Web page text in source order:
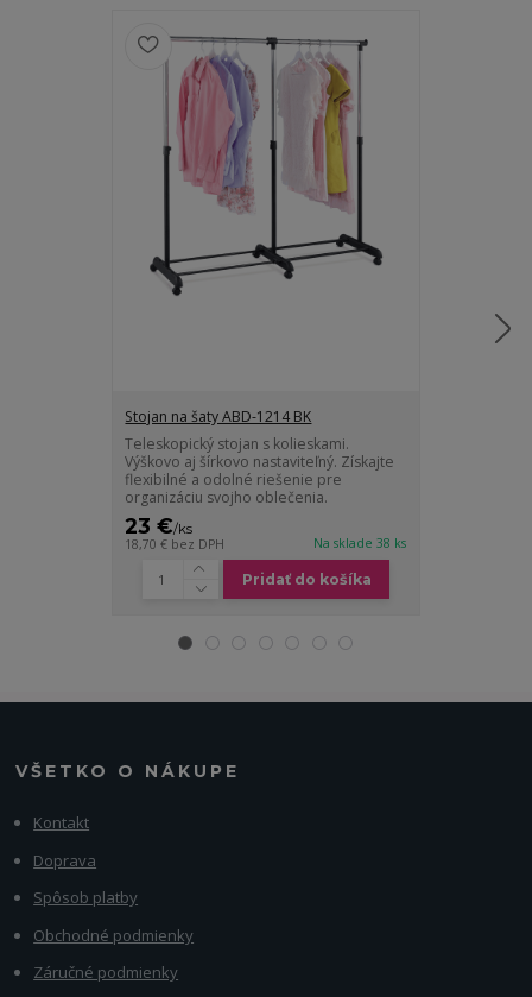
Stojan na šaty ABD-1214 BK
Teleskopický stojan s kolieskami.
Výškovo aj šírkovo nastaviteľný. Získajte
flexibilné a odolné riešenie pre
organizáciu svojho oblečenia.
23 €/ks
18,70 € bez DPH Na sklade 38 ks
Pridať do košíka
VŠETKO O NÁKUPE
Kontakt
Doprava
Spôsob platby
Obchodné podmienky
Záručné podmienky